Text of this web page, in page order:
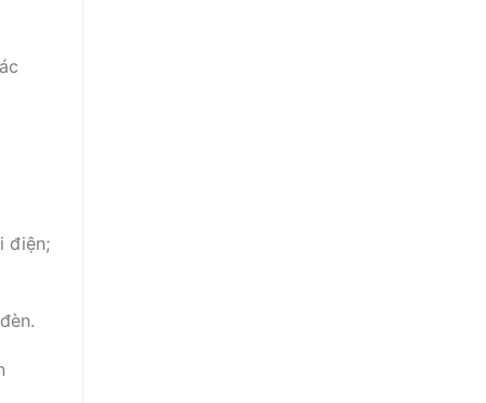
điện;